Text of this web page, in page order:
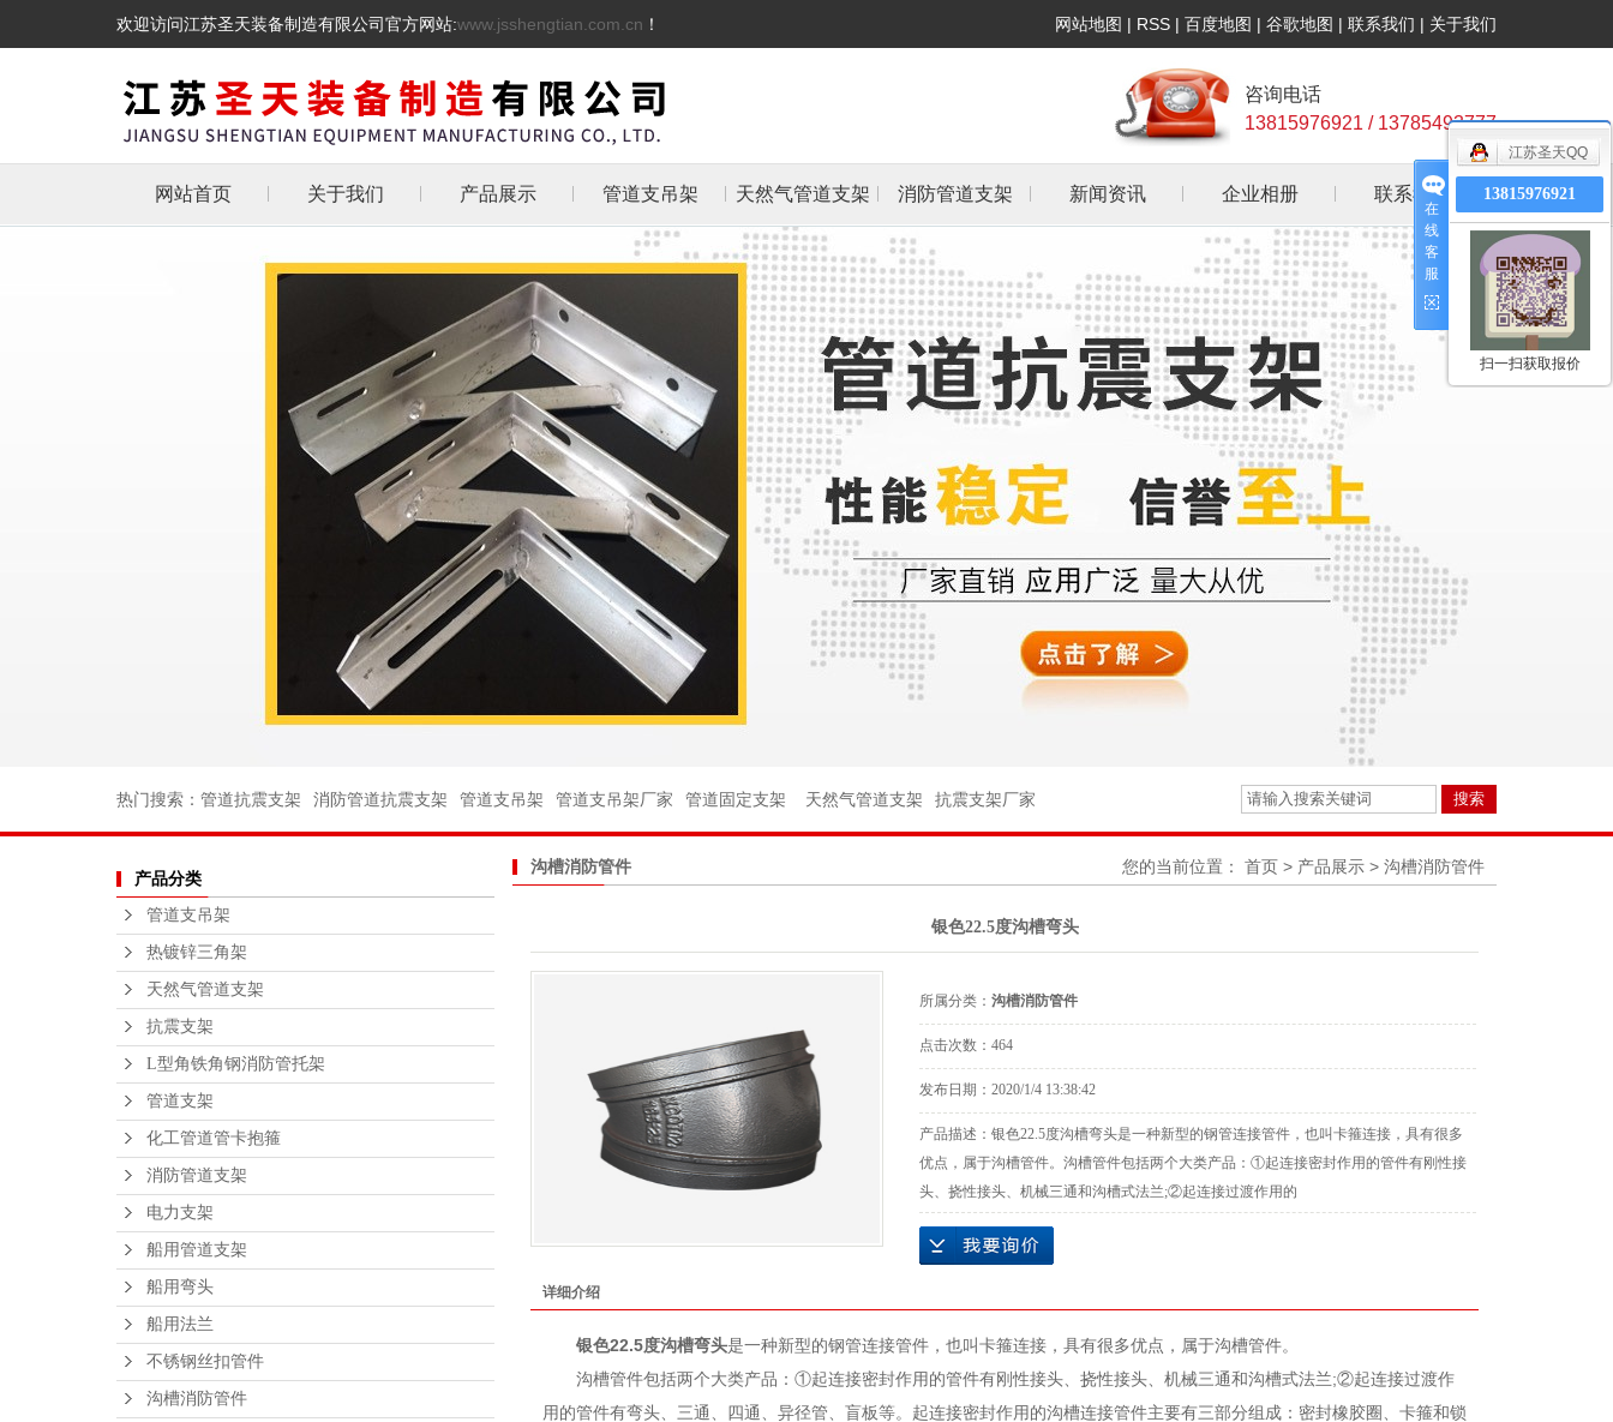
欢迎访问江苏圣天装备制造有限公司官方网站:www.jsshengtian.com.cn ！ 网站地图 | RSS | 百度地图 | 谷歌地图 | 联系我们 | 关于我们
咨询电话
13815976921 / 13785493777
网站首页 关于我们 产品展示
热镀锌三角架
天然气管道支架
抗震支架
L型角铁角钢消防管
托架
管道支架
化工管道管卡抱箍
消防管道支架
电力支架
不锈钢丝扣管件
沟槽消防管件
法兰不锈钢球阀
不锈钢支座
钢结构平台
管道支吊架 天然气管道支架 消防管道支架 新闻资讯
行业资讯
常见问答
企业相册 联系我们
热门搜索： 管道抗震支架 消防管道抗震支架 管道支吊架 管道支吊架厂家 管道固定支架 天然气管道支架 抗震支架厂家
产品分类
管道支吊架
热镀锌三角架
天然气管道支架
抗震支架
L型角铁角钢消防管托架
管道支架
化工管道管卡抱箍
消防管道支架
电力支架
船用管道支架
船用弯头
船用法兰
不锈钢丝扣管件
沟槽消防管件
沟槽消防管件 您的当前位置： 首页 > 产品展示 > 沟槽消防管件
银色22.5度沟槽弯头
所属分类： 沟槽消防管件
点击次数： 464
发布日期： 2020/1/4 13:38:42
产品描述： 银色22.5度沟槽弯头是一种新型的钢管连接管件，也叫卡箍连接，具有很多
优点，属于沟槽管件。沟槽管件包括两个大类产品：①起连接密封作用的管件有刚性接
头、挠性接头、机械三通和沟槽式法兰;②起连接过渡作用的
详细介绍
银色22.5度沟槽弯头是一种新型的钢管连接管件，也叫卡箍连接，具有很多优点，属于沟槽管件。
沟槽管件包括两个大类产品：①起连接密封作用的管件有刚性接头、挠性接头、机械三通和沟槽式法兰;②起连接过渡作
用的管件有弯头、三通、四通、异径管、盲板等。起连接密封作用的沟槽连接管件主要有三部分组成：密封橡胶圈、卡箍和锁
在
线
客
服
江苏圣天QQ
13815976921
扫一扫获取报价